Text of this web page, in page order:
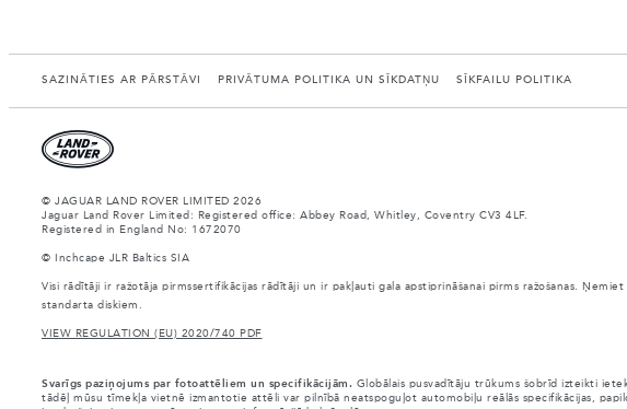
SAZINĀTIES AR PĀRSTĀVI PRIVĀTUMA POLITIKA UN SĪKDATŅU SĪKFAILU POLITIKA
© JAGUAR LAND ROVER LIMITED 2026
Jaguar Land Rover Limited: Registered office: Abbey Road, Whitley, Coventry CV3 4LF.
Registered in England No: 1672070
© Inchcape JLR Baltics SIA
Visi rādītāji ir ražotāja pirmssertifikācijas rādītāji un ir pakļauti gala apstiprināšanai pirms ražošanas. Ņemiet
standarta diskiem.
VIEW REGULATION (EU) 2020/740 PDF
Svarīgs paziņojums par fotoattēliem un specifikācijām. Globālais pusvadītāju trūkums šobrīd izteikti
tādēļ mūsu tīmekļa vietnē izmantotie attēli var pilnībā neatspoguļot automobiļu reālās specifikācijas,